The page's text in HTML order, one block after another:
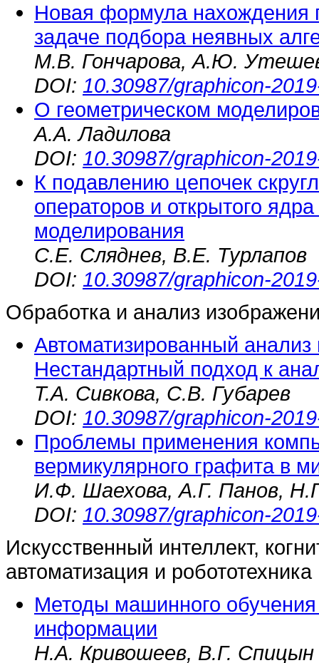
Новая формула нахождения
задаче подбора неявных
М.В. Гончарова, А.Ю.
DOI: 10.30987/graphicon-
О геометрическом
А.А. Ладилова
DOI: 10.30987/graphicon-
К подавлению цепочек
операторов и открытого ядра
моделирования
С.Е. Сляднев, В.Е. Турлапов
DOI: 10.30987/graphicon-
Обработка и анализ
Автоматизированный
Нестандартный подход к
Т.А. Сивкова, С.В. Губарев
DOI: 10.30987/graphicon-
Проблемы применения
вермикулярного графита в
И.Ф. Шаехова, А.Г. Панов,
DOI: 10.30987/graphicon-
Искусственный интеллект,
автоматизация и робототехника
Методы машинного
информации
Н.А. Кривошеев, В.Г. Спицын